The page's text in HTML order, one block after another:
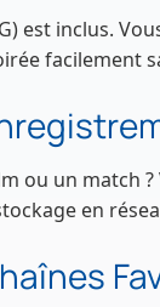
est inclus.
facilement
ou un match
en